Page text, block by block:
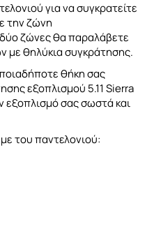
για να συγκρατείτε
την ζώνη
ζώνες θα παραλάβετε
με θηλύκια συγκράτησης.
θήκη σας
εξοπλισμού 5.11 Sierra
σας σωστά και
του παντελονιού: